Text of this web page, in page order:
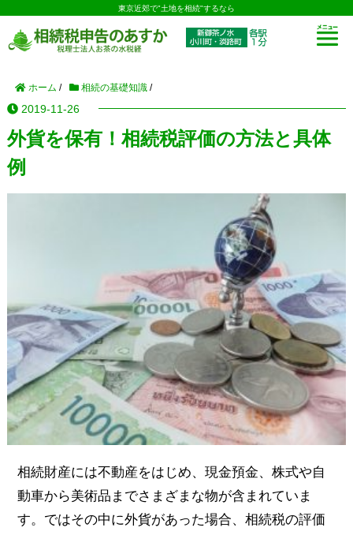
東京近郊で"土地を相続"するなら
ホーム / 相続の基礎知識/
2019-11-26
外貨を保有！相続税評価の方法と具体
例
相続財産には不動産をはじめ、現金預金、株式や自
動車から美術品までさまざまな物が含まれていま
す。ではその中に外貨があった場合、相続税の評価